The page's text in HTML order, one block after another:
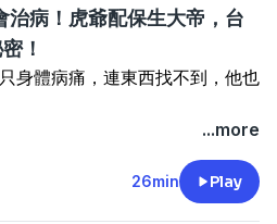
力嗎？不知者是否無罪，知道
化解管道：持誦楞嚴咒、多行
的抉擇 👼 天使靈氣不是西方人
？為什麼大家最想要的是被理解
經驗：觀音是妙善公主、綠度母
太子
帝，竟然也都是揚升大師
治病！虎爺配保生大帝，台
！
身體病痛，連東西找不到，他也
部是全方位的信仰。這集 Susu
拜聊起，帶大家認識這位歷史上
學醫的醫神。
...more
26min Play